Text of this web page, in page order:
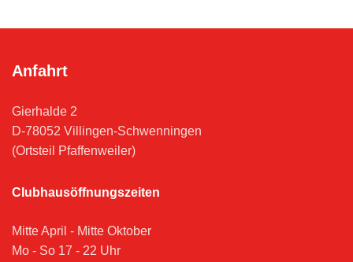
Anfahrt
Gierhalde 2
D-78052 Villingen-Schwenningen
(Ortsteil Pfaffenweiler)
Clubhausöffnungszeiten
Mitte April - Mitte Oktober
Mo - So 17 - 22 Uhr